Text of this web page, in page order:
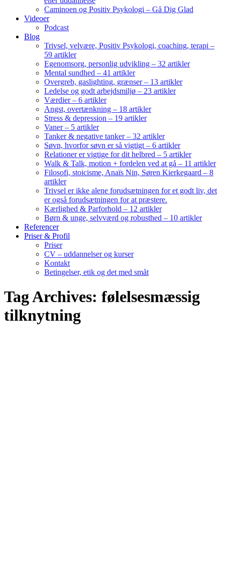
Caminoen og Positiv Psykologi – Gå Dig Glad
Videoer
Podcast
Blog
Trivsel, velvære, Positiv Psykologi, coaching, terapi –
59 artikler
Egenomsorg, personlig udvikling – 32 artikler
Mental sundhed – 41 artikler
Overgreb, gaslighting, grænser – 13 artikler
Ledelse og godt arbejdsmiljø – 23 artikler
Værdier – 6 artikler
Angst, overtænkning – 18 artikler
Stress & depression – 19 artikler
Vaner – 5 artikler
Tanker & negative tanker – 32 artikler
Søvn, hvorfor søvn er så vigtigt – 6 artikler
Relationer er vigtige for dit helbred – 5 artikler
Walk & Talk, motion + fordelen ved at gå – 11 artikler
Filosofi, stoicisme, Anaïs Nin, Søren Kierkegaard – 8
artikler
Trivsel er ikke alene forudsætningen for et godt liv, det
er også forudsætningen for at præstere.
Kærlighed & Parforhold – 12 artikler
Børn & unge, selvværd og robusthed – 10 artikler
Referencer
Priser & Profil
Priser
CV – uddannelser og kurser
Kontakt
Betingelser, etik og det med småt
Tag Archives: følelsesmæssig
tilknytning